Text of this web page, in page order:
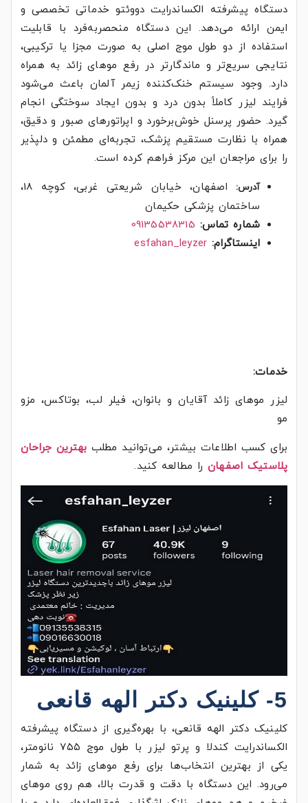
دستگاه پیشرفته الکساندرایت دووئتو خدماتی تخصصی و
ایمن ارائه می‌دهد. این دستگاه منحصر‌به‌فرد با قابلیت
استفاده از دو طول موج اصلی به صورت مجزا یا ترکیبی،
نتایجی سریع‌تر و ماندگارتر در رفع موهای زائد به همراه
دارد. وجود سیستم خنک‌کننده زیمر آلمان باعث می‌شود
فرایند لیزر کاملاً بدون درد و بدون ایجاد سوختگی انجام
گیرد. حضور پرسنل خوش‌برخورد و اپراتورهای صبور و دقیق،
همراه با نظارت مستقیم پزشک، تجربه‌ای مطمئن و دلپذیر
را برای مراجعان این مرکز فراهم کرده است.
آدرس:
اصفهان، خیابان شریعتی غربی، کوچه 18،
ساختمان پزشکی حکیمان
شماره تماس:
اینستاگرام:
خدمات:
لیزر موهای زائد آقایان و بانوان، فیلر لب، بوتاکس، مزو
مو
برای کسب اطلاعات بیشتر، می‌توانید مطلب بهترین جراحان
پلاستیک اصفهانرا مطالعه کنید.
5- کلینیک دکتر الهه قانعی
کلینیک دکتر الهه قانعی، با بهره‌گیری از دستگاه پیشرفته
الکساندرایت کندلا و پرتو لیزر با طول موج ۷۵۵ نانومتر،
یکی از بهترین انتخاب‌ها برای رفع موهای زائد به شمار
می‌رود. این دستگاه با دقت و قدرت بالا، هم روی موهای